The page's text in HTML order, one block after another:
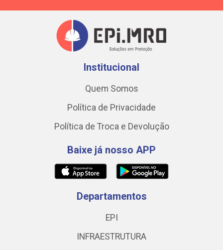
Institucional
Quem Somos
Política de Privacidade
Política de Troca e Devolução
Baixe já nosso APP
Departamentos
EPI
INFRAESTRUTURA